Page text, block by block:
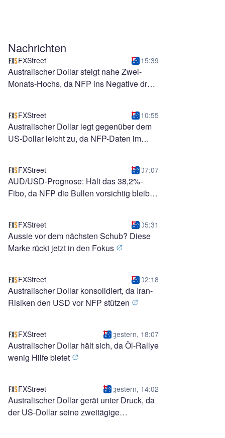
Nachrichten
FXStreet 15:39
Australischer Dollar steigt nahe Zwei-
Monats-Hochs, da NFP ins Negative dreht
FXStreet 10:55
Australischer Dollar legt gegenüber dem
US-Dollar leicht zu, da NFP-Daten im
FXStreet 07:07
AUD/USD-Prognose: Hält das 38,2%-
Fibo, da NFP die Bullen vorsichtig bleiben
FXStreet 05:31
Aussie vor dem nächsten Schub? Diese
Marke rückt jetzt in den Fokus
FXStreet 02:18
Australischer Dollar konsolidiert, da Iran-
Risiken den USD vor NFP stützen
FXStreet gestern, 18:07
Australischer Dollar hält sich, da Öl-Rallye
wenig Hilfe bietet
FXStreet gestern, 14:02
Australischer Dollar gerät unter Druck, da
der US-Dollar seine zweitägige